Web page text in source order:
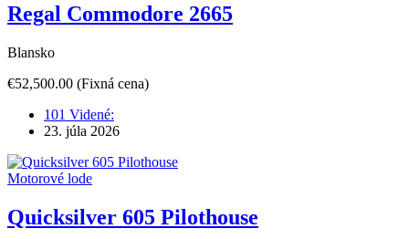
Regal Commodore 2665
Blansko
€52,500.00 (Fixná cena)
101 Videné:
23. júla 2026
Motorové lode
Quicksilver 605 Pilothouse